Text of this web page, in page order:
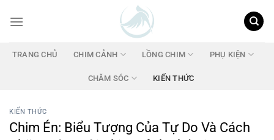
đến
dungTRANG CHỦ CHIM CẢNH LỒNG CHIM PHỤ KIỆN
CHĂM SÓC KIẾN THỨC
KIẾN THỨC
Chim Én: Biểu Tượng Của Tự Do Và Cách